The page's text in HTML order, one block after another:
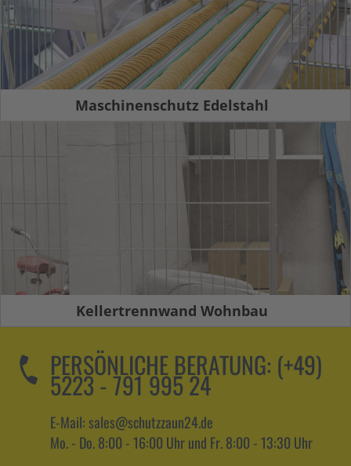
Maschinenschutz Edelstahl
Kellertrennwand Wohnbau
PERSÖNLICHE BERATUNG: (+49)
5223 - 791 995 24
E-Mail: sales@schutzzaun24.de
Mo. - Do. 8:00 - 16:00 Uhr und Fr. 8:00 - 13:30 Uhr